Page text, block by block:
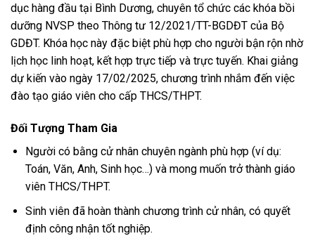
dục hàng đầu tại Bình Dương, chuyên tổ chức các khóa bồi
dưỡng NVSP theo Thông tư 12/2021/TT-BGDĐT của Bộ
GDĐT. Khóa học này đặc biệt phù hợp cho người bận rộn nhờ
lịch học linh hoạt, kết hợp trực tiếp và trực tuyến. Khai giảng
dự kiến vào ngày 17/02/2025, chương trình nhắm đến việc
đào tạo giáo viên cho cấp THCS/THPT.
Đối Tượng Tham Gia
Người có bằng cử nhân chuyên ngành phù hợp (ví dụ:
Toán, Văn, Anh, Sinh học…) và mong muốn trở thành giáo
viên THCS/THPT.
Sinh viên đã hoàn thành chương trình cử nhân, có quyết
định công nhận tốt nghiệp.